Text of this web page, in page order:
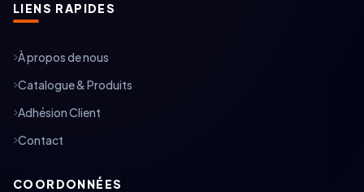
LIENS RAPIDES
À propos de nous
Catalogue & Produits
Adhésion Client
Contact
COORDONNÉES